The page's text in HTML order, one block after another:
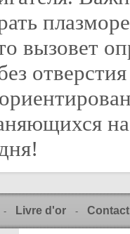
вызовет
- Livre d'or - Contact